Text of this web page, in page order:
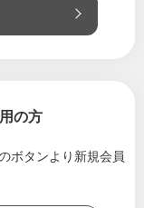
の方
ボタンより新規会員